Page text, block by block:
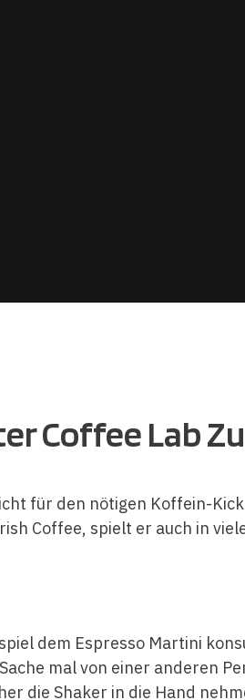
Coffee Lab
für den nötigen Koffein-
Coffee, spielt er auch in
dem Espresso Martini
mal von einer anderen
die Shaker in die Hand